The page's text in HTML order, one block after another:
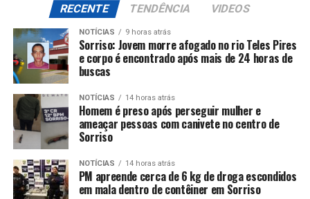
RECENTE TENDÊNCIA VIDEOS
NOTÍCIAS 9 horas atrás
Sorriso: Jovem morre afogado no rio Teles Pires
e corpo é encontrado após mais de 24 horas de
buscas
NOTÍCIAS 14 horas atrás
Homem é preso após perseguir mulher e
ameaçar pessoas com canivete no centro de
Sorriso
NOTÍCIAS 14 horas atrás
PM apreende cerca de 6 kg de droga escondidos
em mala dentro de contêiner em Sorriso